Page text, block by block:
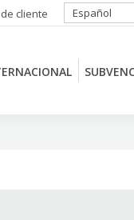
cliente Español